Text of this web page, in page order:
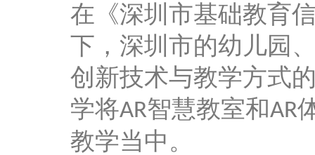
在《深圳市基础教育
下，深圳市的幼儿园
创新技术与教学方式
学将AR智慧教室和AR
教学当中。